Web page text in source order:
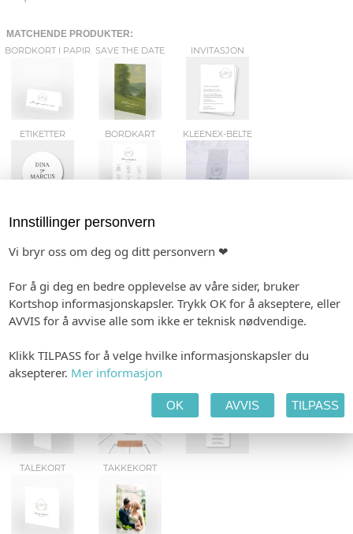
MATCHENDE PRODUKTER:
BORDKORT I PAPIR SAVE THE DATE INVITASJON
ETIKETTER BORDKART KLEENEX-BELTE
KONFETTIKORT VELK.PLAKATER
GAVELISTE GJESTEBOK LINER
TALEKORT TAKKEKORT
Innstillinger personvern
Vi bryr oss om deg og ditt personvern ❤
For å gi deg en bedre opplevelse av våre sider, bruker
Kortshop informasjonskapsler. Trykk OK for å akseptere, eller
AVVIS for å avvise alle som ikke er teknisk nødvendige.
Klikk TILPASS for å velge hvilke informasjonskapsler du
aksepterer. Mer informasjon
OK AVVIS TILPASS